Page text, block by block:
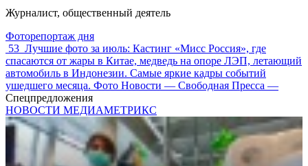
Журналист, общественный деятель
Фоторепортаж дня
53 Лучшие фото за июль: Кастинг «Мисс Россия», где
спасаются от жары в Китае, медведь на опоре ЛЭП, летающий
автомобиль в Индонезии. Самые яркие кадры событий
ушедшего месяца. Фото Новости — Свободная Пресса —
Спецпредложения
НОВОСТИ МЕДИАМЕТРИКС